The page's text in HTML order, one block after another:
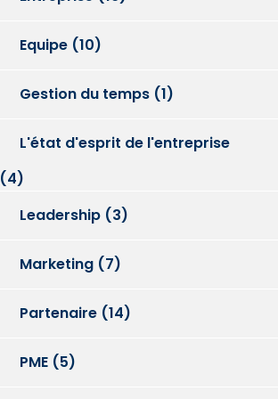
Equipe(10)
Gestion du temps(1)
L'état d'esprit de l'entreprise
(4)
Leadership(3)
Marketing(7)
Partenaire(14)
PME(5)